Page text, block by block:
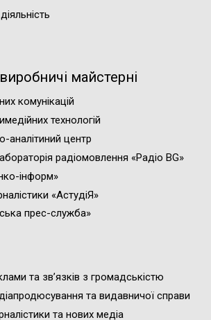
майстерні
комунікацій
технологій
аналітиний центр
радіомовлення «Радіо BG»
інформ»
«АстудіЯ»
прес-служба»
та зв’язків з громадськістю
та видавничої справи
та нових медіа